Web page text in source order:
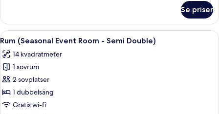
5
guests)
(Run
of
House,
5
guests)
Se priser
Öppna
alla
foton
för
Rum
(Seasonal
Event
Ett hotellrum med en säng, en TV
8
Rum (Seasonal Event Room - Semi Double)
14 kvadratmeter
1 sovrum
2 sovplatser
1 dubbelsäng
Gratis wi-fi